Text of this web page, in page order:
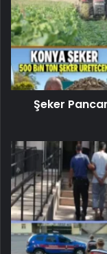
Şeker